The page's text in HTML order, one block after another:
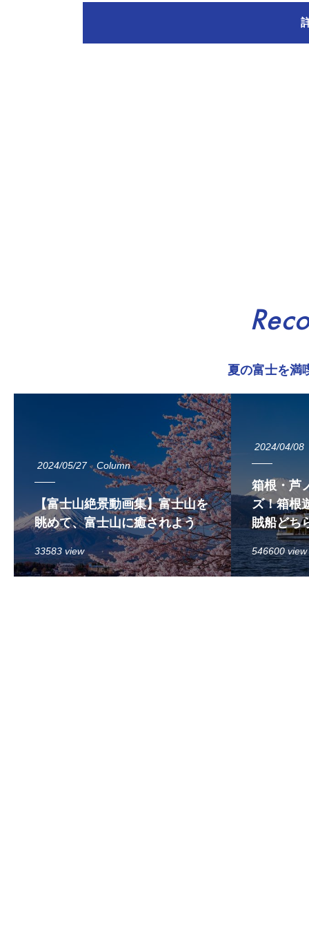
夏の富士を満
2024/05/27 Column
【富士山絶景動画集】富士山を
眺めて、富士山に癒されよう
33583 view
2024/04/08
箱根・芦
ズ！箱根
賊船どち
546600 view